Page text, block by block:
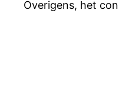
Overigens, het